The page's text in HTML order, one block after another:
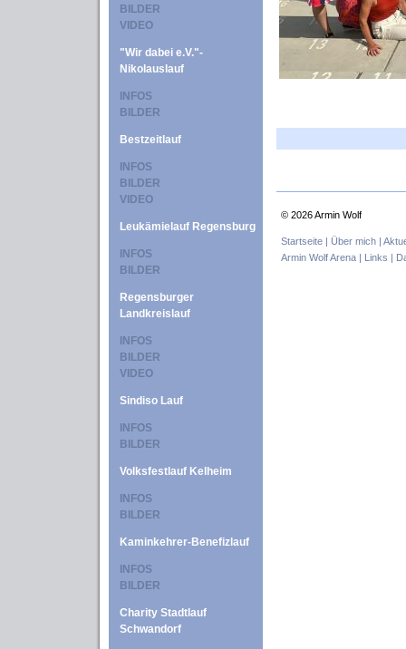
BILDER
VIDEO
"Wir dabei e.V."-
Nikolauslauf
INFOS
BILDER
Bestzeitlauf
INFOS
BILDER
VIDEO
Leukämielauf Regensburg
INFOS
BILDER
Regensburger
Landkreislauf
INFOS
BILDER
VIDEO
Sindiso Lauf
INFOS
BILDER
Volksfestlauf Kelheim
INFOS
BILDER
Kaminkehrer-Benefizlauf
INFOS
BILDER
Charity Stadtlauf
Schwandorf
© 2026 Armin Wolf
Startseite | Über mich |
Armin Wolf Arena | Links |